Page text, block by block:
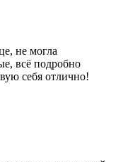
не могла
всё подробно
себя отлично!